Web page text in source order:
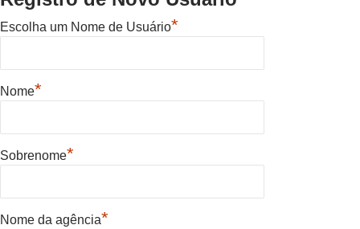
Escolha um Nome de Usuário*
Nome*
Sobrenome*
Nome da agência*